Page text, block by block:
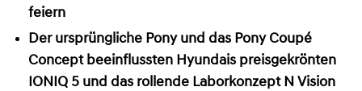
feiern
Der ursprüngliche Pony und das Pony Coupé
Concept beeinflussten Hyundais preisgekrönten
IONIQ 5 und das rollende Laborkonzept N Vision